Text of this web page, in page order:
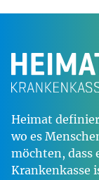
Heimat
wo es
möchten, dass
Krankenkasse